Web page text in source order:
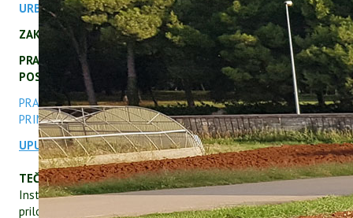
URBROJ: 525-06-253-22-2 od 13.09.2022.
ZAKON O ODRŽIVOJ UPORABI PESTICIDA NN46/22
PRAVILNIK O USPOSTAVI AKCIJSKOG OKVIRA ZA
POSTIVANJE ODRŽIVE UPORABE PESTICIDA
PRAVILNIK O IZOBRAZBI ZA SIGURNO RUKOVANJE I PRAVILNU
PRIMJENU PESTICIDANN 80/2023
UPUTE ZA ISPIS POTVRDE O ZAVRŠENOJ IZOBRAZBI
TEČAJ - PROVEDBA IZOBRAZBE
Institut za poljoprivredu i turizam dobio je, sukladno
priloženom programu izobrazbe i sukladno vrhunskim